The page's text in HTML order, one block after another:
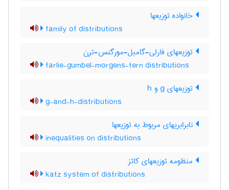
خانواده توزیعها
family of distributions
توزیعهای فارلی-گامبل-مورگنس-ترن
farlie-gumbel-morgens-tern distributions
توزیعهای g و h
g-and-h-distributions
نابرابریهای مربوط به توزیعها
inequalities on distributions
منظومه توزیعهای کاتز
katz system of distributions